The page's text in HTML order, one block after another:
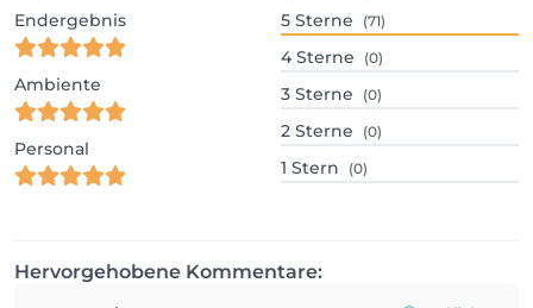
Endergebnis
Ambiente
Personal
5 Sterne (71)
4 Sterne (0)
3 Sterne (0)
2 Sterne (0)
1 Stern (0)
Hervorgehobene Kommentare: